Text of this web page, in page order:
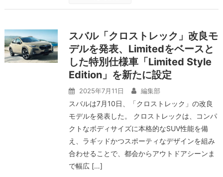
スバル「クロストレック」改良モ
デルを発表、Limitedをベースと
した特別仕様車「Limited Style
Edition」を新たに設定
2025年7月11日 編集部
スバルは7月10日、「クロストレック」の改良
モデルを発表した。 クロストレックは、コンパ
クトなボディサイズに本格的なSUV性能を備
え、ラギッドかつスポーティなデザインを組み
合わせることで、都会からアウトドアシーンま
で幅広 […]